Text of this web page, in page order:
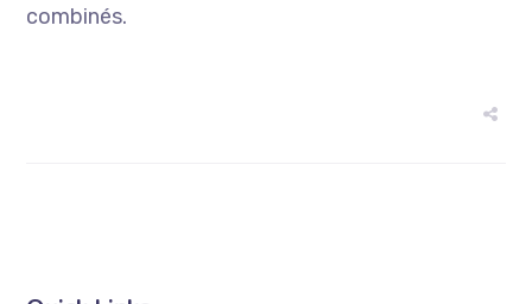
combinés.